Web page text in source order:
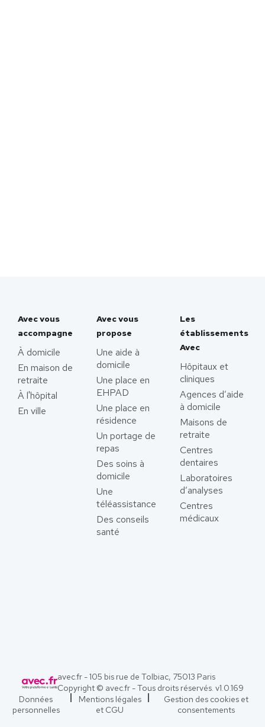
Avec vous
accompagne
À domicile
En maison de
retraite
À l'hôpital
En ville
Avec vous
propose
Une aide à
domicile
Une place en
EHPAD
Une place en
résidence
Un portage de
repas
Des soins à
domicile
Une
téléassistance
Des conseils
santé
Les
établissements
Avec
Hôpitaux et
cliniques
Agences d’aide
à domicile
Maisons de
retraite
Centres
dentaires
Laboratoires
d’analyses
Centres
médicaux
avec.fr - 105 bis rue de Tolbiac, 75013 Paris
Copyright © avec.fr - Tous droits réservés. v1.0.169
Données
personnelles
Mentions légales
et CGU
Gestion des cookies et
consentements